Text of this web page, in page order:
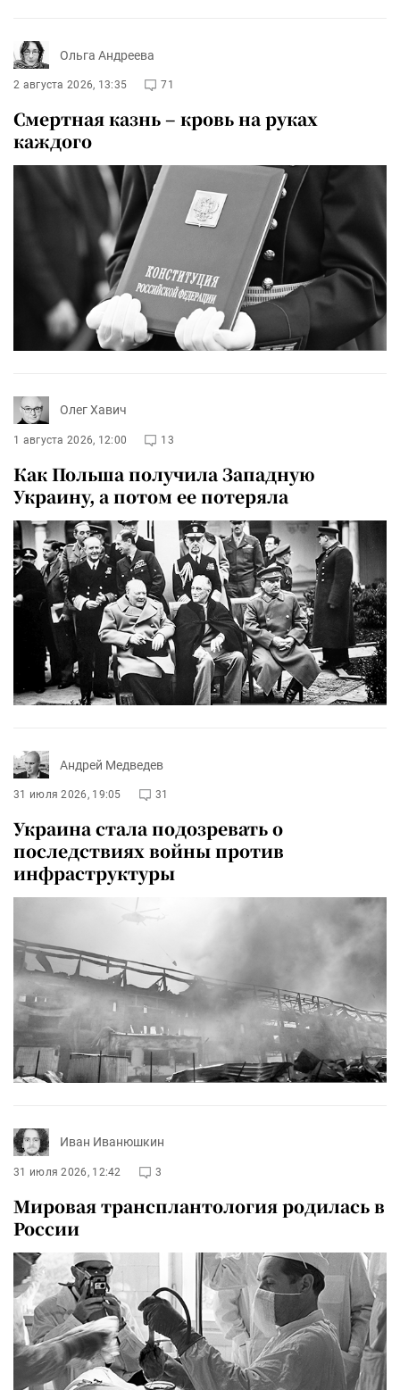
Ольга Андреева
2 августа 2026, 13:35 71
Смертная казнь – кровь на руках
каждого
Олег Хавич
1 августа 2026, 12:00 13
Как Польша получила Западную
Украину, а потом ее потеряла
Андрей Медведев
31 июля 2026, 19:05 31
Украина стала подозревать о
последствиях войны против
инфраструктуры
Иван Иванюшкин
31 июля 2026, 12:42 3
Мировая трансплантология родилась в
России